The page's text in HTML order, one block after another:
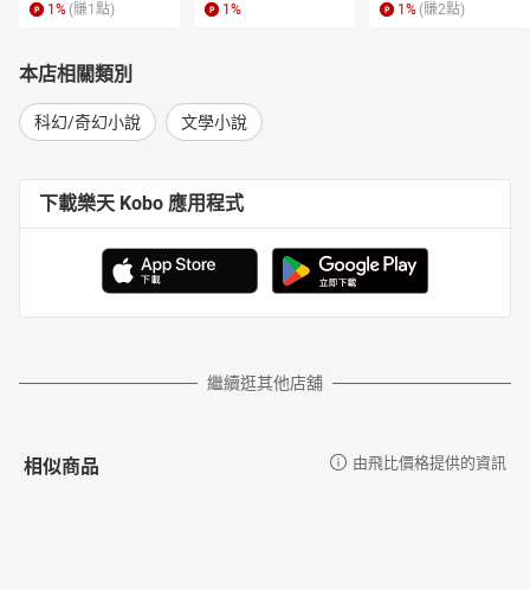
1 % (賺1 點) 1 % 1 % (賺2點)
本店相關類別
科幻/奇幻小說 文學小說
下載樂天 Kobo 應用程式
繼續逛其他店舖
相似商品 由飛比價格提供的資訊